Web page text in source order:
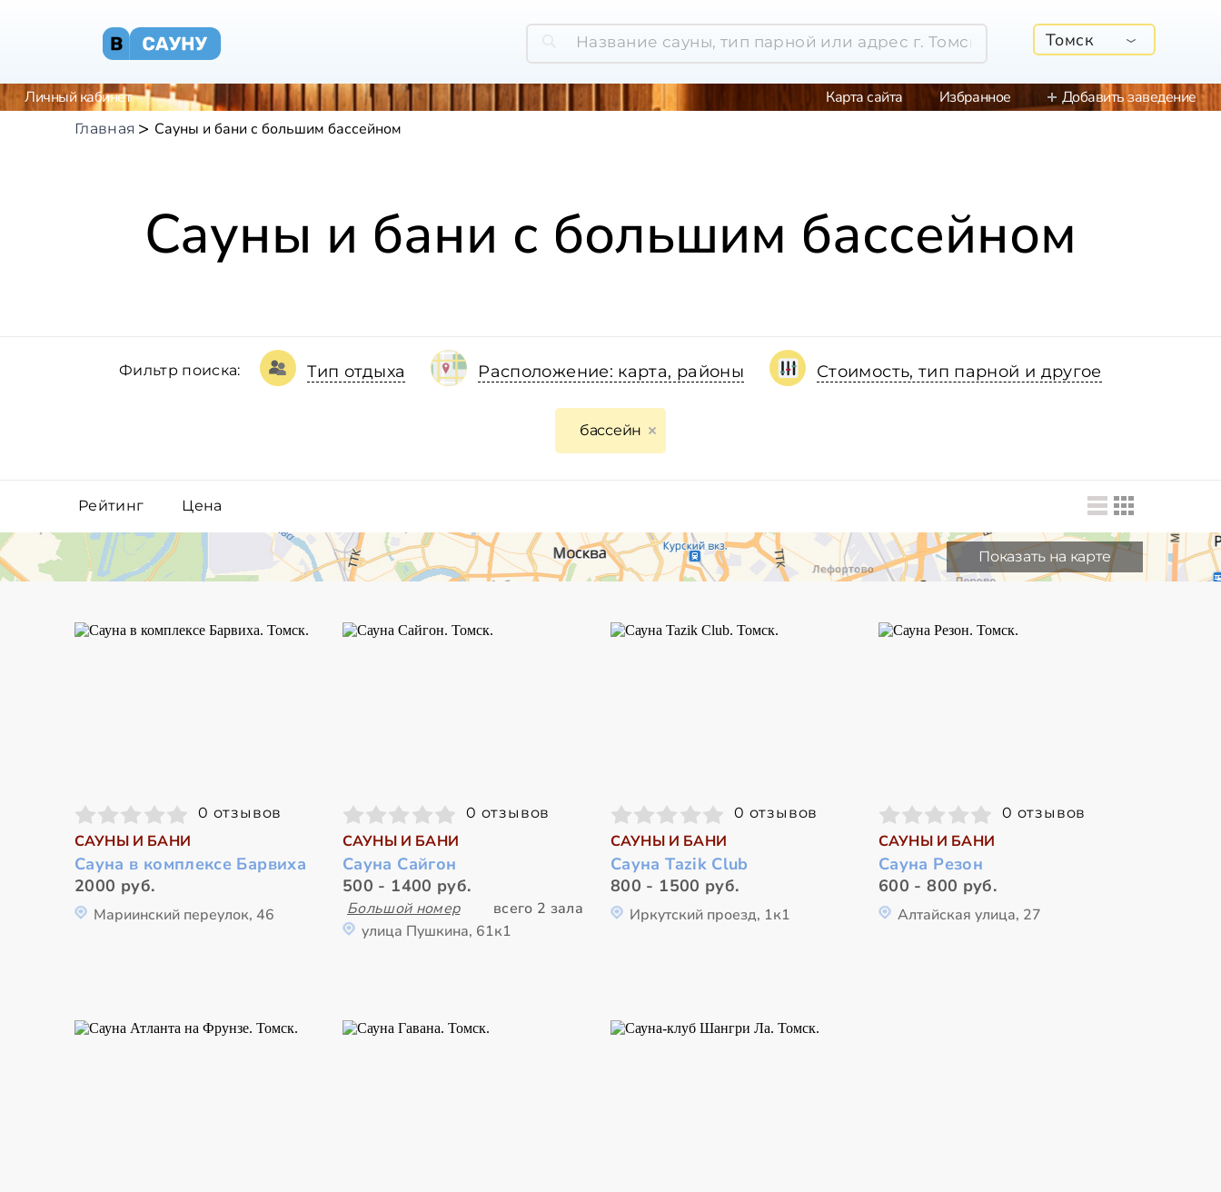
Томск
Личный кабинет Карта сайта Избранное Добавить заведение
Главная Сауны и бани с большим бассейном
Сауны и бани с большим бассейном
Фильтр поиска: Тип отдыха Расположение: карта, районы Стоимость, тип парной и другое
бассейн
Рейтинг Цена
Показать на карте
0 отзывов
САУНЫ И БАНИ
Сауна в комплексе Барвиха
2000 руб.
Мариинский переулок, 46
0 отзывов
САУНЫ И БАНИ
Сауна Сайгон
500 - 1400 руб.
Большой номер
всего 2 зала
улица Пушкина, 61к1
0 отзывов
САУНЫ И БАНИ
Сауна Tazik Club
800 - 1500 руб.
Иркутский проезд, 1к1
0 отзывов
САУНЫ И БАНИ
Сауна Резон
600 - 800 руб.
Алтайская улица, 27